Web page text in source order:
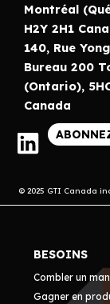
Montréal
H2Y 2H1
140, Rue
Bureau 200
(Ontario),
Canada
© 2025 GTI Canada
BESOINS
Combler un
Gagner en